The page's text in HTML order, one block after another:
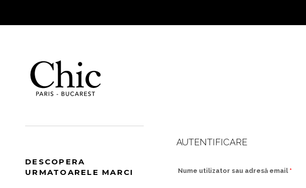
DESCOPERA
URMATOARELE MARCI
AUTENTIFICARE
Nume utilizator sau adresă email *